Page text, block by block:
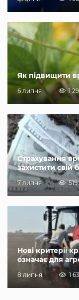
Як підвищити
6 липня 1
Страхування
захистити свій
7 липня 519
Нові критерії
означає для
8 липня 1